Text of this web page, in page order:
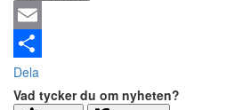
Email
Dela
Vad tycker du om nyheten?